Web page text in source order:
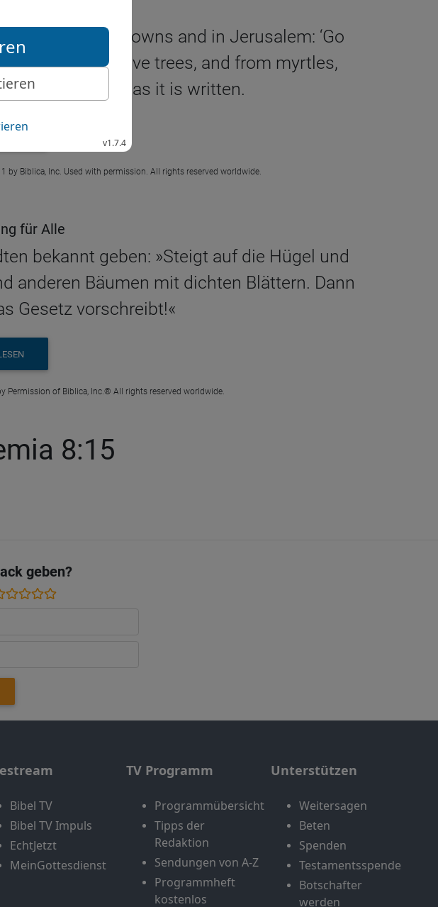
Version
their towns and in Jerusalem: ‘Go
and wild olive trees, and from myrtles,
shelters’ – as it is written.
by Biblica, Inc. Used with permission. All rights reserved worldwide.
für Alle
bekannt geben: »Steigt auf die Hügel und
anderen Bäumen mit dichten Blättern. Dann
Gesetz vorschreibt!«
of Biblica, Inc.® All rights reserved worldwide.
8:15
geben?
Bibel TV
Bibel TV Impuls
EchtJetzt
MeinGottesdienst
TV Programm
Programmübersicht
Tipps der
Redaktion
Sendungen von A-Z
Programmheft
kostenlos
Unterstützen
Weitersagen
Beten
Spenden
Testamentsspende
Botschafter
werden